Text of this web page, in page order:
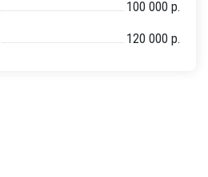
100 000 р.
120 000 р.